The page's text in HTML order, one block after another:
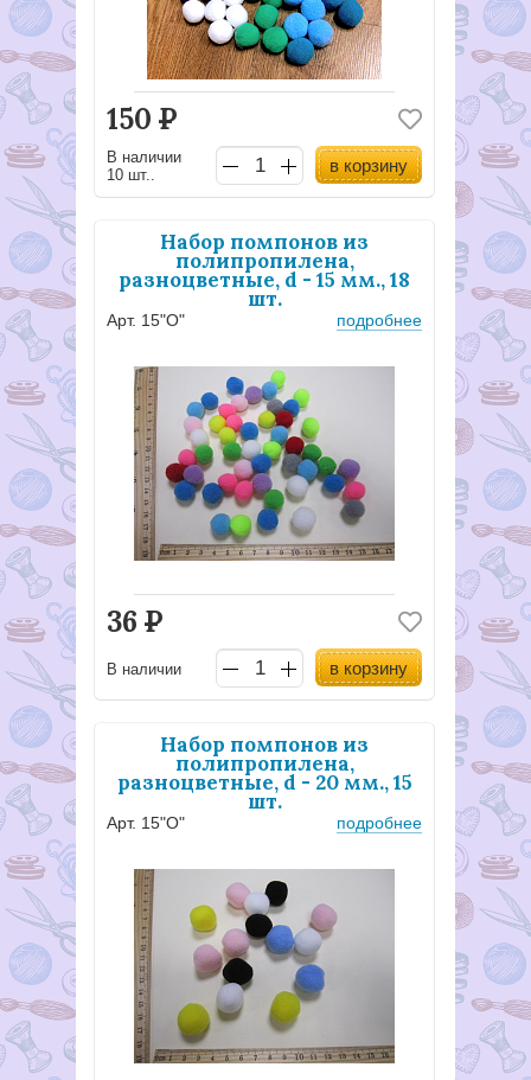
150 Р
В наличии
10 шт..
в корзину
Набор помпонов из
полипропилена,
разноцветные, d - 15 мм., 18
шт.
Арт. 15"О" подробнее
36 Р
В наличии в корзину
Набор помпонов из
полипропилена,
разноцветные, d - 20 мм., 15
шт.
Арт. 15"О" подробнее